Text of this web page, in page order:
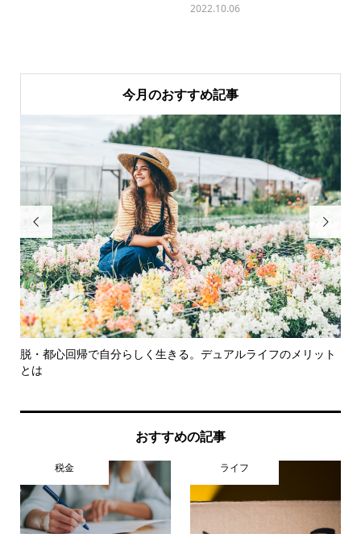
2022.10.06
今月のおすすめ記事

脱・都心回帰で自分らしく生きる。デュアルライフのメリット
とは

おすすめの記事
税金 ライフ